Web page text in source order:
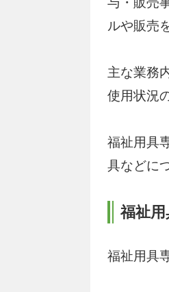
ルや販売
主な業務
使用状況
福祉用具
具などに
福祉
福祉用具